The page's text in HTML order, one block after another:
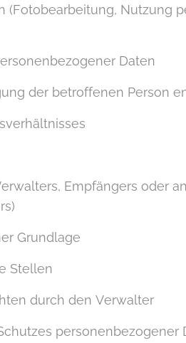
(Fotobearbeitung, Nutzung
Daten
der betroffenen Person
Empfängers oder
Grundlage
Stellen
durch den Verwalter
personenbezogener